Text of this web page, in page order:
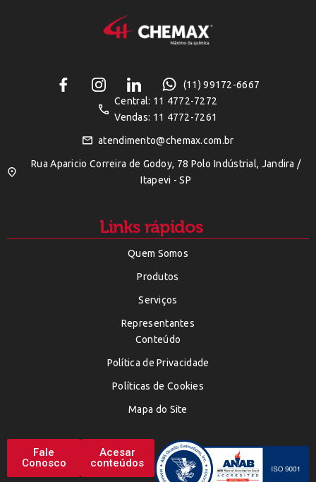
(11) 99172-6667
Central: 11 4772-7272
Vendas: 11 4772-7261
atendimento@chemax.com.br
Rua Aparicio Correira de Godoy, 78 Polo Indústrial, Jandira /
Itapevi - SP
Links rápidos
Quem Somos
Produtos
Serviços
Representantes
Conteúdo
Política de Privacidade
Políticas de Cookies
Mapa do Site
Fale
Conosco
Acesar
conteúdos